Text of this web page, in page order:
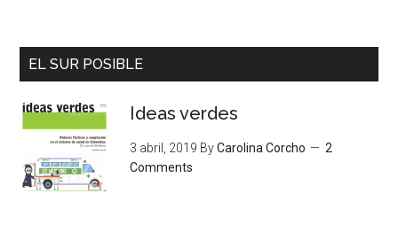
EL SUR POSIBLE
Ideas verdes
3 abril, 2019 ByCarolina Corcho
2
Comments